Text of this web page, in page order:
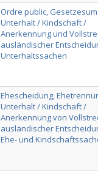
Ordre public,
Unterhalt / Kindschaft /
Anerkennung und
ausländischer
Unterhaltssachen
Ehescheidung,
Unterhalt / Kindschaft /
Anerkennung von
ausländischer
Ehe- und